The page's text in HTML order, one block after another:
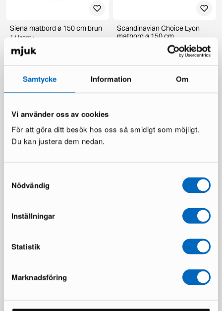
Samtycke Information Om
Vi använder oss av cookies
För att göra ditt besök hos oss så smidigt som möjligt.
Du kan justera dem nedan.
Nödvändig
Inställningar
Statistik
Marknadsföring
Siena matbord ø 150 cm brun
1 i lager ·
269 € 385 €
Scandinavian Choice Lyon
matbord ø 150 cm
Du sparar 239 €
deNoord Marcus utebord ø
140 cm grå
Du sparar 137 €
KM Home Relax matta 240 x